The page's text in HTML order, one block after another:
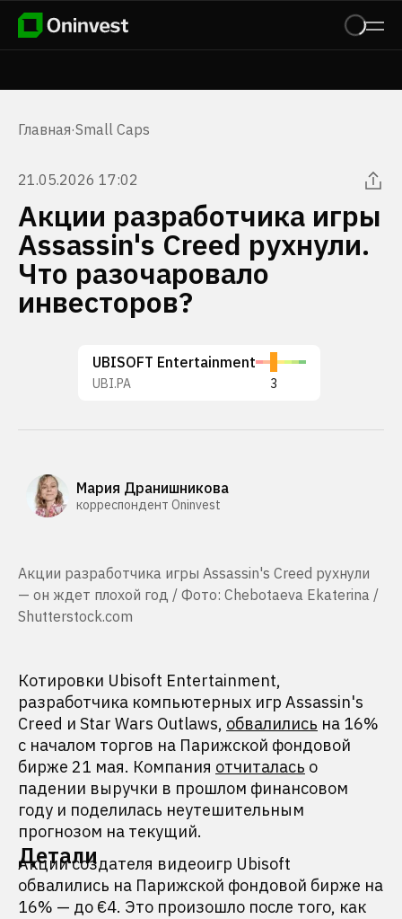
Главная·Small Caps
21.05.2026 17:02
Акции разработчика игры
Assassin's Creed рухнули.
Что разочаровало
инвесторов?
UBISOFT Entertainment
UBI.PA 3
Мария Дранишникова
корреспондент Oninvest
Акции разработчика игры Assassin's Creed рухнули
— он ждет плохой год / Фото: Chebotaeva Ekaterina /
Shutterstock.com
Котировки Ubisoft Entertainment,
разработчика компьютерных игр Assassin's
Creed и Star Wars Outlaws, обвалились на 16%
с началом торгов на Парижской фондовой
бирже 21 мая. Компания отчиталась о
падении выручки в прошлом финансовом
году и поделилась неутешительным
прогнозом на текущий.
Детали
Акции создателя видеоигр Ubisoft
обвалились на Парижской фондовой бирже на
16% — до €4. Это произошло после того, как